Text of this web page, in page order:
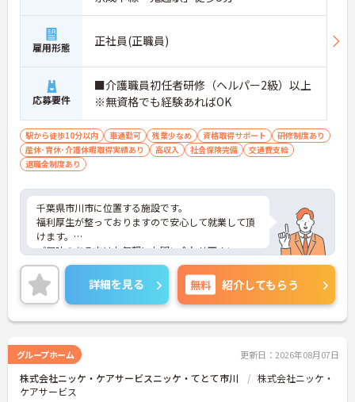
雇用形態 正社員(正職員)
応募要件
■介護職員初任者研修（ヘルパー2級）以上
※無資格でも経験あればOK
駅から徒歩10分以内 車通勤可 残業少なめ 資格取得サポート
研修制度あり
産休･育休･介護休暇取得実績あり
高収入 社会保険完備
交通費支給
退職金制度あり
千葉県市川市に位置する施設です。
福利厚生が整っておりますので安心して就業して頂
けます。
ご興味のある方はお気軽にお問い合わせ下さい。
詳細を見る 無料 紹介してもらう
グループホーム 更新日：2026年08月07日
株式会社ニッケ・ケアサービスニッケ・てとて市川
株式会社ニッケ・
ケアサービス